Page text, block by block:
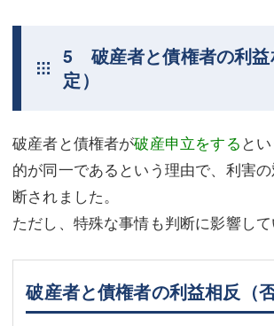
5 破産者と債権者の利益
定）
破産者と債権者が破産申立をする と
的が同一であるという理由で、利害
断されました。
ただし、特殊な事情も判断に影響して
破産者と債権者の利益相反（否